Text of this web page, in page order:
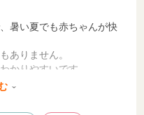
暑い夏でも赤ちゃんが快
ありません。
かりやすいです。
したが、とても簡単にで